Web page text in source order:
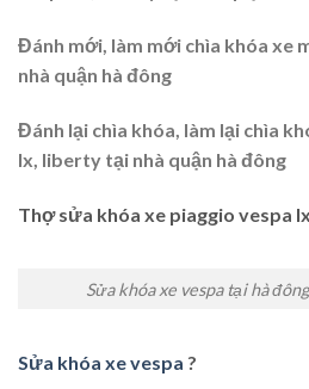
Đánh mới, làm mới chìa khóa xe
nhà quận hà đông
Đánh lại chìa khóa, làm lại chìa
lx, liberty tại nhà quận hà đông
Thợ sửa khóa xe piaggio vespa
Sửa khóa xe vespa tại hà đông
Sửa khóa xe vespa ?